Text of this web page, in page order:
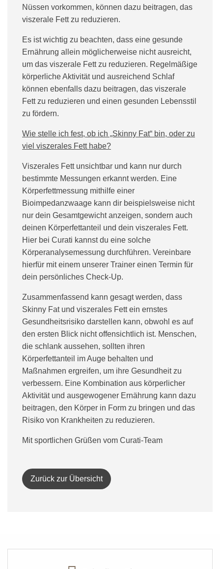
Nüssen vorkommen, können dazu beitragen, das
viszerale Fett zu reduzieren.
Es ist wichtig zu beachten, dass eine gesunde
Ernährung allein möglicherweise nicht ausreicht,
um das viszerale Fett zu reduzieren. Regelmäßige
körperliche Aktivität und ausreichend Schlaf
können ebenfalls dazu beitragen, das viszerale
Fett zu reduzieren und einen gesunden Lebensstil
zu fördern.
Wie stelle ich fest, ob ich „Skinny Fat“ bin, oder zu
viel viszerales Fett habe?
Viszerales Fett unsichtbar und kann nur durch
bestimmte Messungen erkannt werden. Eine
Körperfettmessung mithilfe einer
Bioimpedanzwaage kann dir beispielsweise nicht
nur dein Gesamtgewicht anzeigen, sondern auch
deinen Körperfettanteil und dein viszerales Fett.
Hier bei Curati kannst du eine solche
Körperanalysemessung durchführen. Vereinbare
hierfür mit einem unserer Trainer einen Termin für
dein persönliches Check-Up.
Zusammenfassend kann gesagt werden, dass
Skinny Fat und viszerales Fett ein ernstes
Gesundheitsrisiko darstellen kann, obwohl es auf
den ersten Blick nicht offensichtlich ist. Menschen,
die schlank aussehen, sollten ihren
Körperfettanteil im Auge behalten und
Maßnahmen ergreifen, um ihre Gesundheit zu
verbessern. Eine Kombination aus körperlicher
Aktivität und ausgewogener Ernährung kann dazu
beitragen, den Körper in Form zu bringen und das
Risiko von Krankheiten zu reduzieren.
Mit sportlichen Grüßen vom Curati-Team
Zurück zur Übersicht